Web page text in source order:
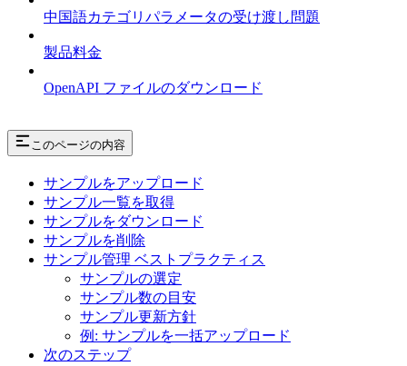
中国語カテゴリパラメータの受け渡し問題
製品料金
OpenAPI ファイルのダウンロード
このページの内容
サンプルをアップロード
サンプル一覧を取得
サンプルをダウンロード
サンプルを削除
サンプル管理 ベストプラクティス
サンプルの選定
サンプル数の目安
サンプル更新方針
例: サンプルを一括アップロード
次のステップ